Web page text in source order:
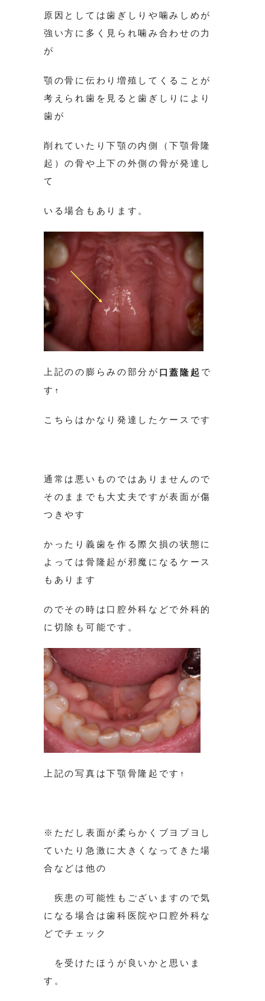
原因としては歯ぎしりや噛みしめが
強い方に多く見られ噛み合わせの力
が
顎の骨に伝わり増殖してくることが
考えられ歯を見ると歯ぎしりにより
歯が
削れていたり下顎の内側（下顎骨隆
起）の骨や上下の外側の骨が発達し
て
いる場合もあります。
上記のの膨らみの部分が 口蓋隆起 で
す↑
こちらはかなり発達したケースです
通常は悪いものではありませんので
そのままでも大丈夫ですが表面が傷
つきやす
かったり義歯を作る際欠損の状態に
よっては骨隆起が邪魔になるケース
もあります
のでその時は口腔外科などで外科的
に切除も可能です。
上記の写真は下顎骨隆起です↑
※ただし表面が柔らかくブヨブヨし
ていたり急激に大きくなってきた場
合などは他の
疾患の可能性もございますので気
になる場合は歯科医院や口腔外科な
どでチェック
を受けたほうが良いかと思いま
す。